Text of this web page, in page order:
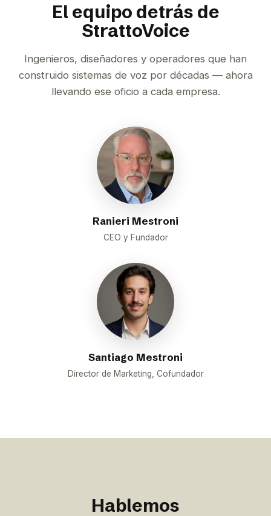
El equipo detrás de
StrattoVoice
Ingenieros, diseñadores y operadores que han
construido sistemas de voz por décadas — ahora
llevando ese oficio a cada empresa.
Ranieri Mestroni
CEO y Fundador
Santiago Mestroni
Director de Marketing, Cofundador
Hablemos